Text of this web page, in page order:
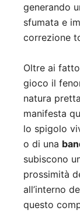
generando
sfumata e
correzione
Oltre ai
gioco il
natura
manifesta
lo spigolo
o di una
subiscono
prossimità
all’interno
questo